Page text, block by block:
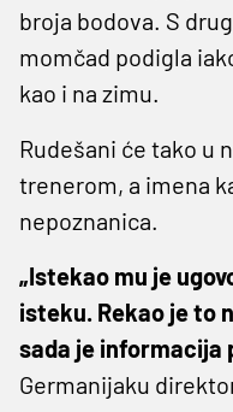
broja bodova. S
momčad podigla
kao i na zimu.
Rudešani će tako u
trenerom, a imena
nepoznanica.
„Istekao mu je
isteku. Rekao je to
sada je informacija
Germanijaku